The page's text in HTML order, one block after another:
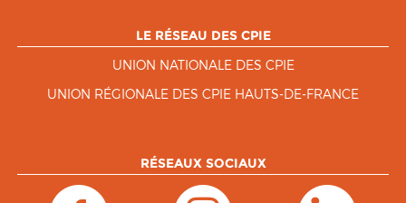
LE RÉSEAU DES CPIE
UNION NATIONALE DES CPIE
UNION RÉGIONALE DES CPIE HAUTS-DE-FRANCE
RÉSEAUX SOCIAUX